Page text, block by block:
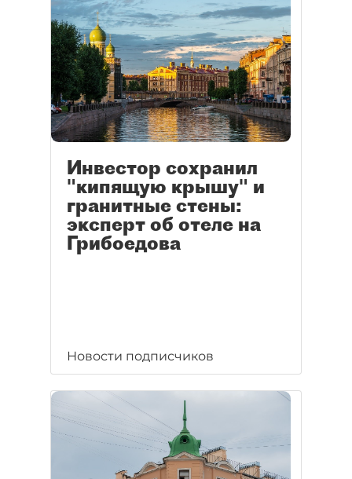
Инвестор сохранил
"кипящую крышу" и
гранитные стены:
эксперт об отеле на
Грибоедова
Новости подписчиков